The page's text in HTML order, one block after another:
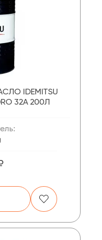
IDEMITSU
32A 200Л